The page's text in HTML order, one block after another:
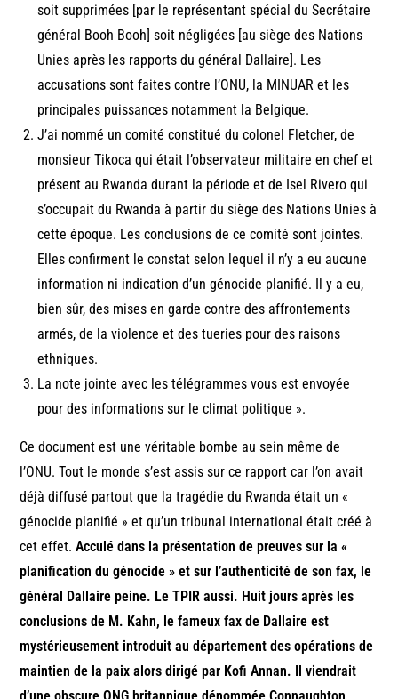
soit supprimées [par le représentant spécial du Secrétaire
général Booh Booh] soit négligées [au siège des Nations
Unies après les rapports du général Dallaire]. Les
accusations sont faites contre l’ONU, la MINUAR et les
principales puissances notamment la Belgique.
J’ai nommé un comité constitué du colonel Fletcher, de
monsieur Tikoca qui était l’observateur militaire en chef et
présent au Rwanda durant la période et de Isel Rivero qui
s’occupait du Rwanda à partir du siège des Nations Unies à
cette époque. Les conclusions de ce comité sont jointes.
Elles confirment le constat selon lequel il n’y a eu aucune
information ni indication d’un génocide planifié. Il y a eu,
bien sûr, des mises en garde contre des affrontements
armés, de la violence et des tueries pour des raisons
ethniques.
La note jointe avec les télégrammes vous est envoyée
pour des informations sur le climat politique ».
Ce document est une véritable bombe au sein même de
l’ONU. Tout le monde s’est assis sur ce rapport car l’on avait
déjà diffusé partout que la tragédie du Rwanda était un «
génocide planifié » et qu’un tribunal international était créé à
cet effet.Acculé dans la présentation de preuves sur la «
planification du génocide » et sur l’authenticité de son fax, le
général Dallaire peine. Le TPIR aussi. Huit jours après les
conclusions de M. Kahn, le fameux fax de Dallaire est
mystérieusement introduit au département des opérations de
maintien de la paix alors dirigé par Kofi Annan. Il viendrait
d’une obscure ONG britannique dénommée Connaughton